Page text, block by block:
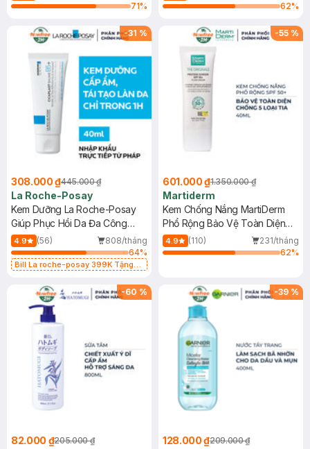
71%
62%
-31 %
308.000 ₫445.000 ₫
La Roche-Posay
Kem Dưỡng La Roche-Posay
Giúp Phục Hồi Da Đa Công
Dụng 40ml
4.9 (56)
808/tháng
64%
Bill La roche-posay 399K Tặng
(SL có hạn)
-55 %
601.000 ₫1.350.000 ₫
Martiderm
Kem Chống Nắng MartiDerm
Phổ Rộng Bảo Vệ Toàn Diện
40ml
4.9 (110)
231/tháng
62%
-60 %
82.000 ₫205.000 ₫
-39 %
128.000 ₫209.000 ₫